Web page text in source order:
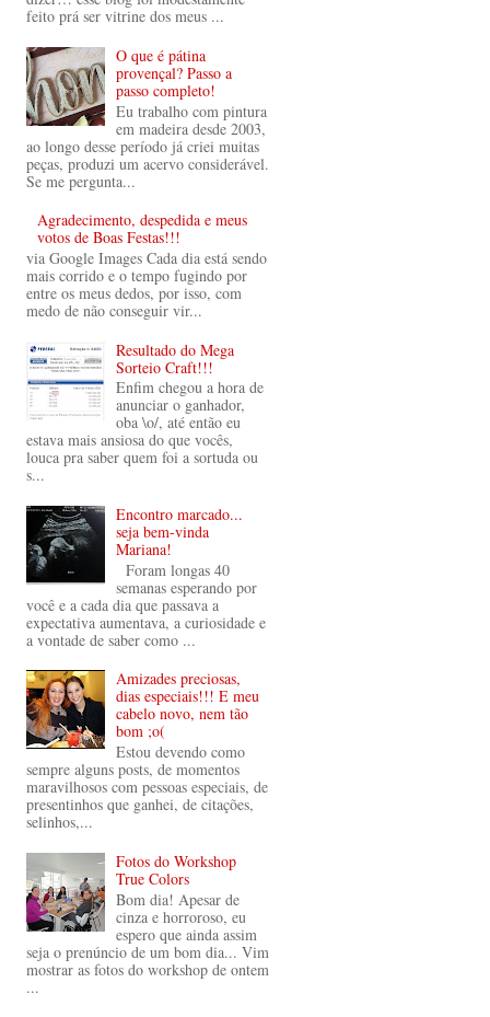
feito prá ser vitrine dos meus ...
O que é pátina
provençal? Passo a
passo completo!
Eu trabalho com pintura
em madeira desde 2003,
ao longo desse período já criei muitas
peças, produzi um acervo considerável.
Se me pergunta...
Agradecimento, despedida e meus
votos de Boas Festas!!!
via Google Images Cada dia está sendo
mais corrido e o tempo fugindo por
entre os meus dedos, por isso, com
medo de não conseguir vir...
Resultado do Mega
Sorteio Craft!!!
Enfim chegou a hora de
anunciar o ganhador,
oba \o/, até então eu
estava mais ansiosa do que vocês,
louca pra saber quem foi a sortuda ou
s...
Encontro marcado...
seja bem-vinda
Mariana!
Foram longas 40
semanas esperando por
você e a cada dia que passava a
expectativa aumentava, a curiosidade e
a vontade de saber como ...
Amizades preciosas,
dias especiais!!! E meu
cabelo novo, nem tão
bom ;o(
Estou devendo como
sempre alguns posts, de momentos
maravilhosos com pessoas especiais, de
presentinhos que ganhei, de citações,
selinhos,...
Fotos do Workshop
True Colors
Bom dia! Apesar de
cinza e horroroso, eu
espero que ainda assim
seja o prenúncio de um bom dia... Vim
mostrar as fotos do workshop de ontem
...